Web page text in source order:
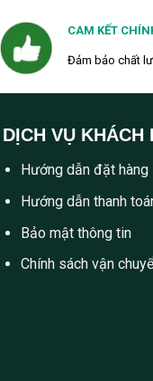
CAM KẾT
Đảm bảo chất
DỊCH VỤ KHÁCH
Hướng dẫn đặt hàng
Hướng dẫn thanh
Bảo mật thông tin
Chính sách vận